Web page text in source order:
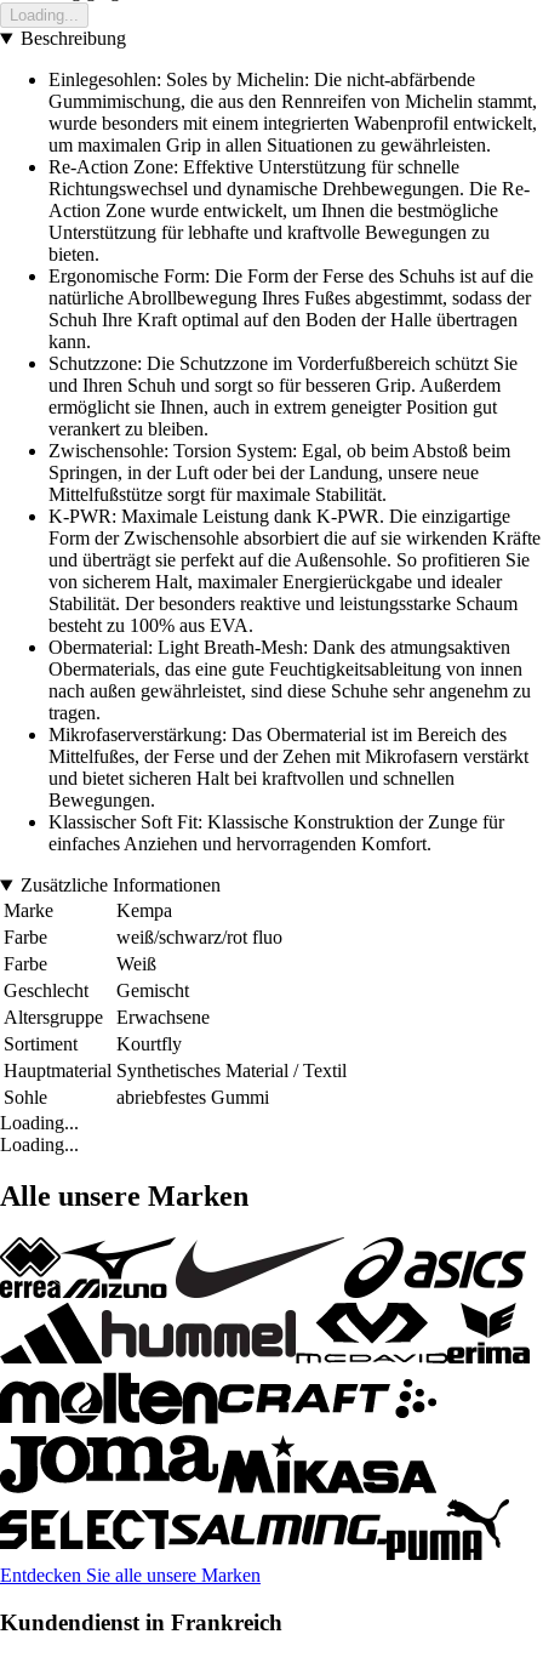
Loading...
Beschreibung
Einlegesohlen: Soles by Michelin: Die nicht-abfärbende
Gummimischung, die aus den Rennreifen von Michelin stammt,
wurde besonders mit einem integrierten Wabenprofil entwickelt,
um maximalen Grip in allen Situationen zu gewährleisten.
Re-Action Zone: Effektive Unterstützung für schnelle
Richtungswechsel und dynamische Drehbewegungen. Die Re-
Action Zone wurde entwickelt, um Ihnen die bestmögliche
Unterstützung für lebhafte und kraftvolle Bewegungen zu
bieten.
Ergonomische Form: Die Form der Ferse des Schuhs ist auf die
natürliche Abrollbewegung Ihres Fußes abgestimmt, sodass der
Schuh Ihre Kraft optimal auf den Boden der Halle übertragen
kann.
Schutzzone: Die Schutzzone im Vorderfußbereich schützt Sie
und Ihren Schuh und sorgt so für besseren Grip. Außerdem
ermöglicht sie Ihnen, auch in extrem geneigter Position gut
verankert zu bleiben.
Zwischensohle: Torsion System: Egal, ob beim Abstoß beim
Springen, in der Luft oder bei der Landung, unsere neue
Mittelfußstütze sorgt für maximale Stabilität.
K-PWR: Maximale Leistung dank K-PWR. Die einzigartige
Form der Zwischensohle absorbiert die auf sie wirkenden Kräfte
und überträgt sie perfekt auf die Außensohle. So profitieren Sie
von sicherem Halt, maximaler Energierückgabe und idealer
Stabilität. Der besonders reaktive und leistungsstarke Schaum
besteht zu 100% aus EVA.
Obermaterial: Light Breath-Mesh: Dank des atmungsaktiven
Obermaterials, das eine gute Feuchtigkeitsableitung von innen
nach außen gewährleistet, sind diese Schuhe sehr angenehm zu
tragen.
Mikrofaserverstärkung: Das Obermaterial ist im Bereich des
Mittelfußes, der Ferse und der Zehen mit Mikrofasern verstärkt
und bietet sicheren Halt bei kraftvollen und schnellen
Bewegungen.
Klassischer Soft Fit: Klassische Konstruktion der Zunge für
einfaches Anziehen und hervorragenden Komfort.
Zusätzliche Informationen
Marke
Kempa
Farbe
weiß/schwarz/rot fluo
Farbe
Weiß
Geschlecht
Gemischt
Altersgruppe
Erwachsene
Sortiment
Kourtfly
Hauptmaterial Synthetisches Material / Textil
Sohle
abriebfestes Gummi
Loading...
Loading...
Alle unsere Marken
Entdecken Sie alle unsere Marken
Kundendienst in Frankreich